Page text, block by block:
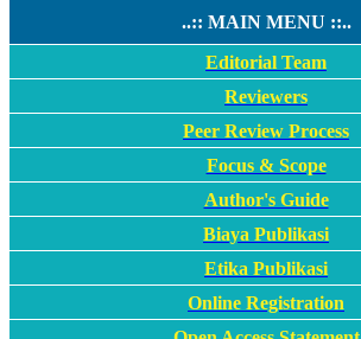
..:: MAIN MENU ::..
Editorial Team
Reviewers
Peer Review Process
Focus & Scope
Author's Guide
Biaya Publikasi
Etika Publikasi
Online Registration